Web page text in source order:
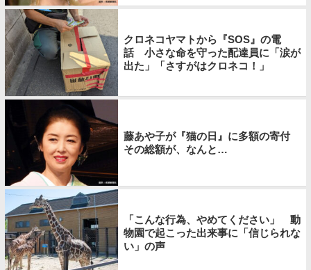
クロネコヤマトから『SOS』の電
話 小さな命を守った配達員に「涙が
出た」「さすがはクロネコ！」
藤あや子が『猫の日』に多額の寄付
その総額が、なんと…
「こんな行為、やめてください」 動
物園で起こった出来事に「信じられな
い」の声